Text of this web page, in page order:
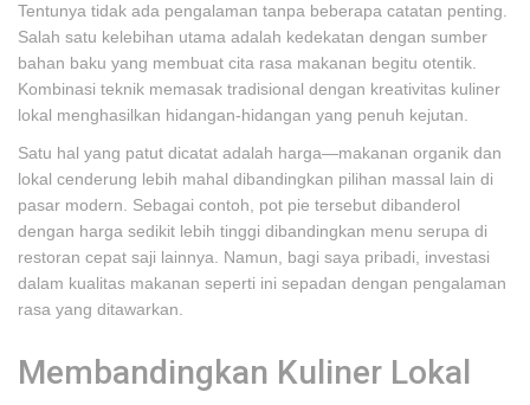
Tentunya tidak ada pengalaman tanpa beberapa catatan penting.
Salah satu kelebihan utama adalah kedekatan dengan sumber
bahan baku yang membuat cita rasa makanan begitu otentik.
Kombinasi teknik memasak tradisional dengan kreativitas kuliner
lokal menghasilkan hidangan-hidangan yang penuh kejutan.
Satu hal yang patut dicatat adalah harga—makanan organik dan
lokal cenderung lebih mahal dibandingkan pilihan massal lain di
pasar modern. Sebagai contoh, pot pie tersebut dibanderol
dengan harga sedikit lebih tinggi dibandingkan menu serupa di
restoran cepat saji lainnya. Namun, bagi saya pribadi, investasi
dalam kualitas makanan seperti ini sepadan dengan pengalaman
rasa yang ditawarkan.
Membandingkan Kuliner Lokal